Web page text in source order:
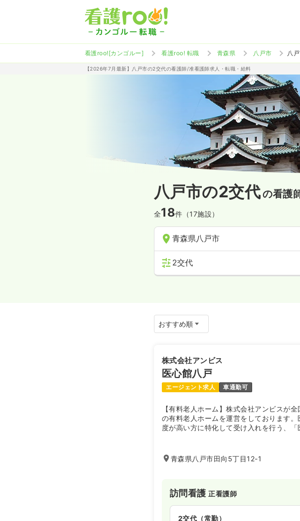
看護roo![カンゴルー] 看護roo! 転職 青森県 八戸市 八
【2026年7月最新】八戸市の2交代の看護師/准看護師求人・転職・給料
八戸市の2交代の看護
全18件（17施設）
青森県八戸市
2交代
株式会社アンビス
医心館八戸
エージェント求人 車通勤可
【有料老人ホーム】株式会社アンビスが全
の有料老人ホームを運営をしております。
度が高い方に特化して受け入れを行う、「
く、新たな事業や試みに果敢に挑戦してき
医療介護事業を通じて、元気で幸せな社会
青森県八戸市田向5丁目12-1
訪問看護正看護師
2交代（常勤）